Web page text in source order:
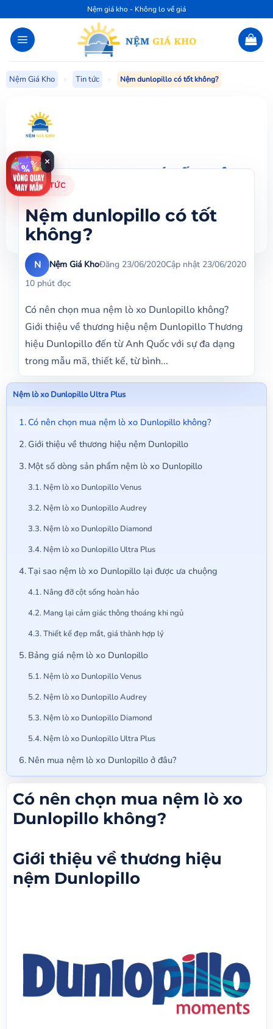
qua
nội
dung
Nệm giá kho - Không lo về giá
Nệm Giá Kho » Tin tức » Nệm dunlopillo có tốt không?
TIN TỨC
Nệm dunlopillo có tốt
không?
N Nệm Giá KhoĐăng 23/06/2020Cập nhật 23/06/2020
10 phút đọc
Có nên chọn mua nệm lò xo Dunlopillo không?
Giới thiệu về thương hiệu nệm Dunlopillo Thương
hiệu Dunlopillo đến từ Anh Quốc với sự đa dạng
trong mẫu mã, thiết kế, từ bình...
Nệm lò xo Dunlopillo Ultra Plus
Có nên chọn mua nệm lò xo Dunlopillo không?
Giới thiệu về thương hiệu nệm Dunlopillo
Một số dòng sản phẩm nệm lò xo Dunlopillo
Nệm lò xo Dunlopillo Venus
Nệm lò xo Dunlopillo Audrey
Nệm lò xo Dunlopillo Diamond
Nệm lò xo Dunlopillo Ultra Plus
Tại sao nệm lò xo Dunlopillo lại được ưa chuộng
Nâng đỡ cột sống hoàn hảo
Mang lại cảm giác thông thoáng khi ngủ
Thiết kế đẹp mắt, giá thành hợp lý
Bảng giá nệm lò xo Dunlopillo
Nệm lò xo Dunlopillo Venus
Nệm lò xo Dunlopillo Audrey
Nệm lò xo Dunlopillo Diamond
Nệm lò xo Dunlopillo Ultra Plus
Nên mua nệm lò xo Dunlopillo ở đâu?
Có nên chọn mua nệm lò xo
Dunlopillo không?
Giới thiệu về thương hiệu
nệm Dunlopillo
×